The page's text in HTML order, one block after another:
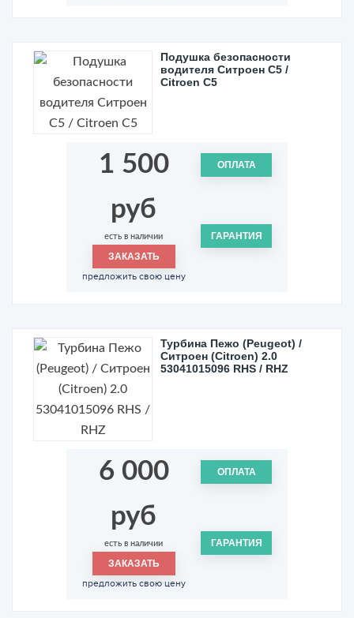
Подушка безопасности
водителя Ситроен С5 /
Citroen C5
1 500
руб
есть в наличии
ЗАКАЗАТЬ
предложить свою цену
ОПЛАТА
ГАРАНТИЯ
Турбина Пежо (Peugeot) /
Ситроен (Citroen) 2.0
53041015096 RHS / RHZ
6 000
руб
есть в наличии
ЗАКАЗАТЬ
предложить свою цену
ОПЛАТА
ГАРАНТИЯ